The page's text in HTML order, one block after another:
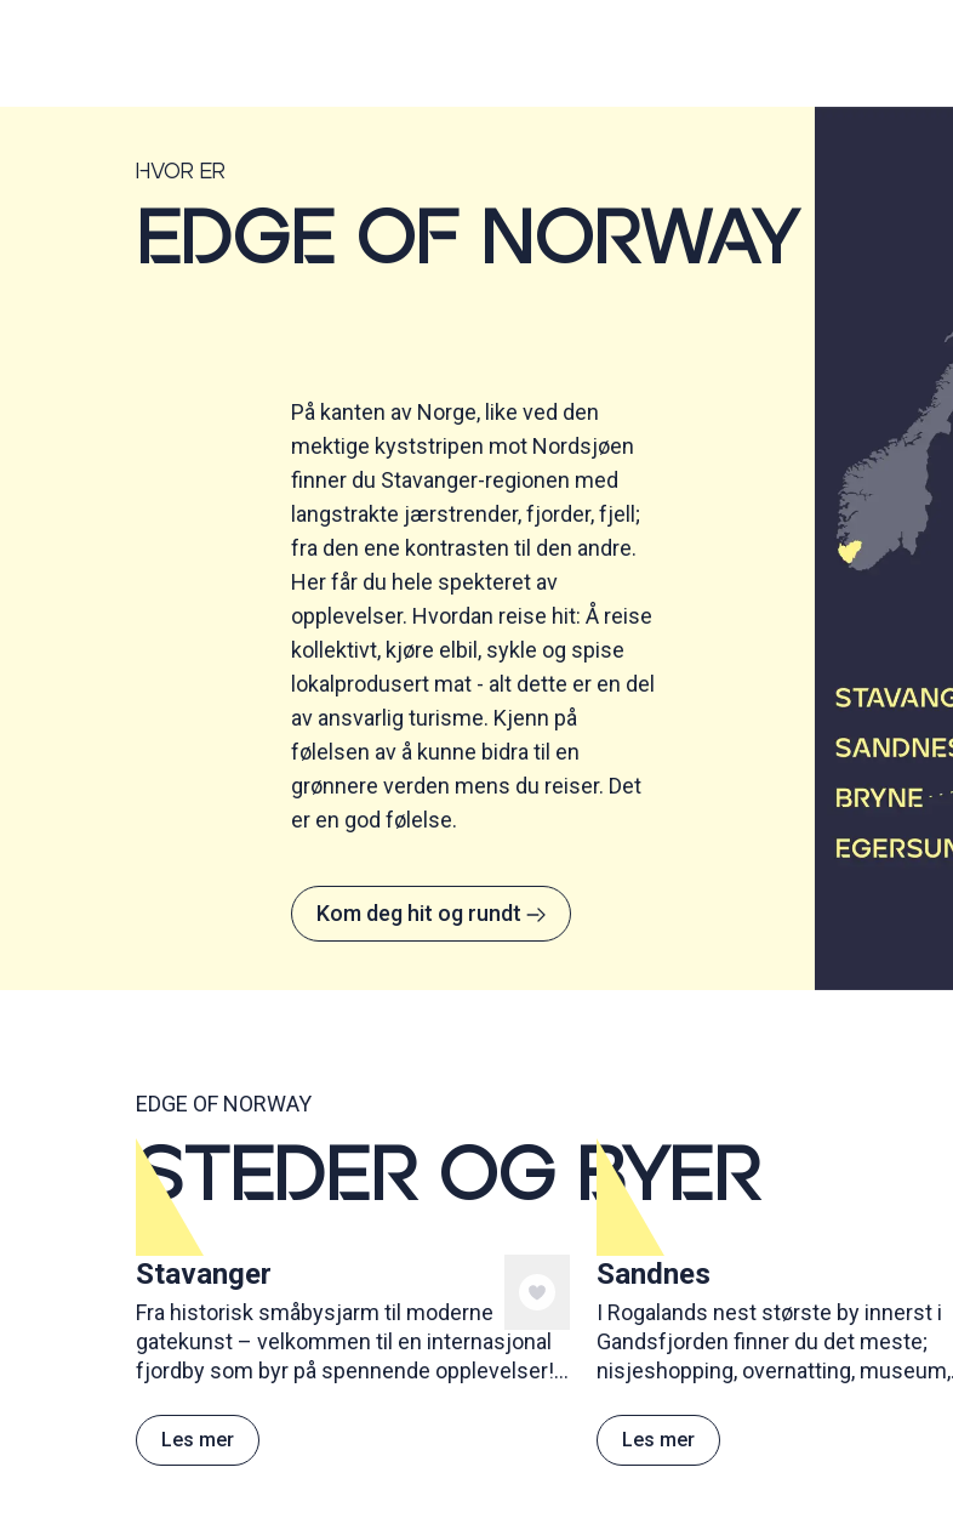
Hvor er
EDGE OF NORWAY
På kanten av Norge, like ved den
mektige kyststripen mot Nordsjøen
finner du Stavanger-regionen med
langstrakte jærstrender, fjorder, fjell;
fra den ene kontrasten til den andre.
Her får du hele spekteret av
opplevelser. Hvordan reise hit: Å reise
kollektivt, kjøre elbil, sykle og spise
lokalprodusert mat - alt dette er en del
av ansvarlig turisme. Kjenn på
følelsen av å kunne bidra til en
grønnere verden mens du reiser. Det
er en god følelse.
Kom deg hit og rundt
EDGE OF NORWAY
STEDER OG BYER
Stavanger
Fra historisk småbysjarm til moderne
gatekunst – velkommen til en internasjonal
fjordby som byr på spennende opplevelser!
mat, kultur og nærhet til flotte
naturattraksjoner.
Les mer
Sandnes
I Rogalands nest største by innerst i
Gandsfjorden finner du det meste;
nisjeshopping, overnatting, museum,
restauranter. Nok av aktiviteter for fine
feriedager!
Les mer